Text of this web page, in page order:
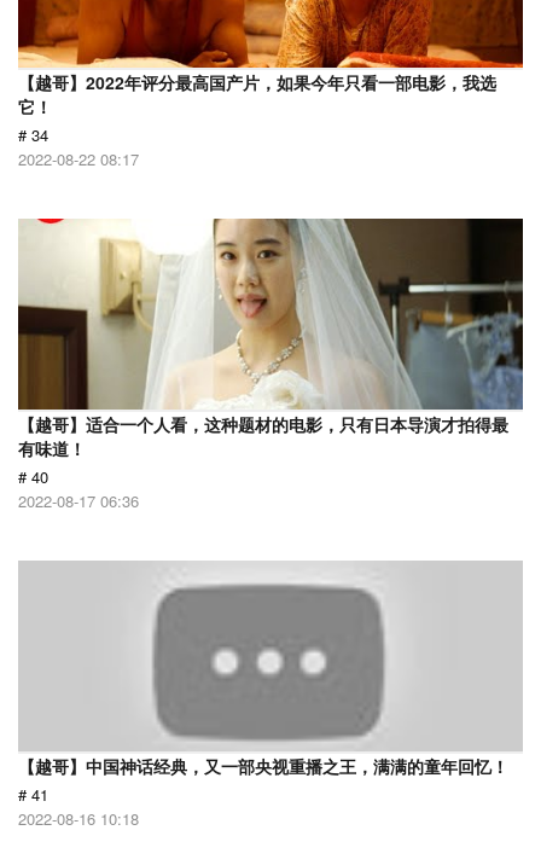
【越哥】2022年评分最高国产片，如果今年只看一部电影，我选
它！
# 34
2022-08-22 08:17
【越哥】适合一个人看，这种题材的电影，只有日本导演才拍得最
有味道！
# 40
2022-08-17 06:36
【越哥】中国神话经典，又一部央视重播之王，满满的童年回忆！
# 41
2022-08-16 10:18